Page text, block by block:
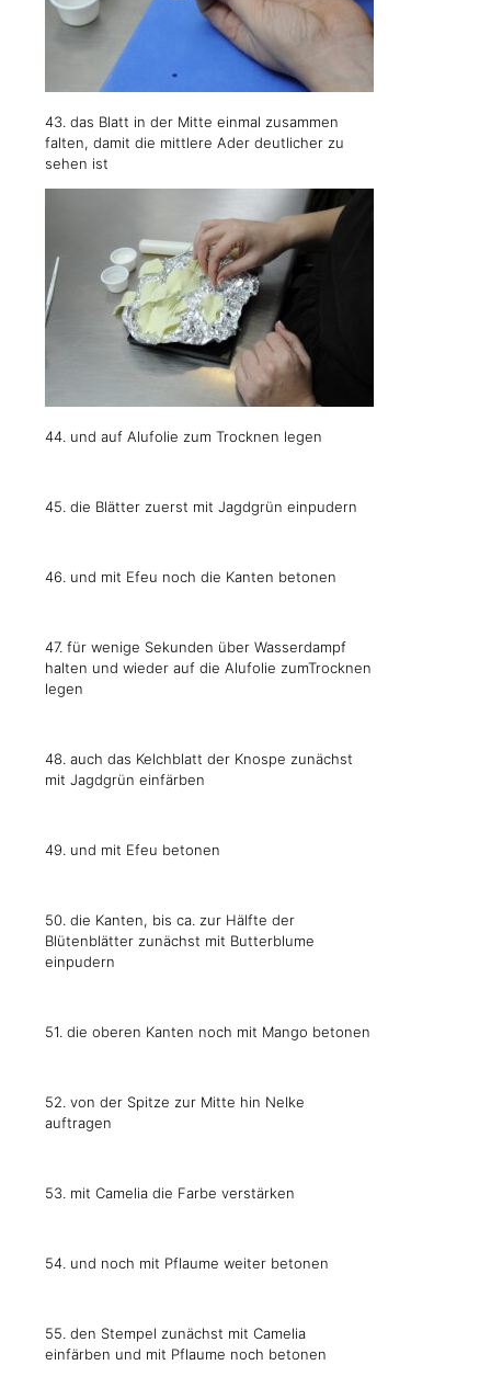
43. das Blatt in der Mitte einmal zusammen
falten, damit die mittlere Ader deutlicher zu
sehen ist
44. und auf Alufolie zum Trocknen legen
45. die Blätter zuerst mit Jagdgrün einpudern
46. und mit Efeu noch die Kanten betonen
47. für wenige Sekunden über Wasserdampf
halten und wieder auf die Alufolie zumTrocknen
legen
48. auch das Kelchblatt der Knospe zunächst
mit Jagdgrün einfärben
49. und mit Efeu betonen
50. die Kanten, bis ca. zur Hälfte der
Blütenblätter zunächst mit Butterblume
einpudern
51. die oberen Kanten noch mit Mango betonen
52. von der Spitze zur Mitte hin Nelke
auftragen
53. mit Camelia die Farbe verstärken
54. und noch mit Pflaume weiter betonen
55. den Stempel zunächst mit Camelia
einfärben und mit Pflaume noch betonen